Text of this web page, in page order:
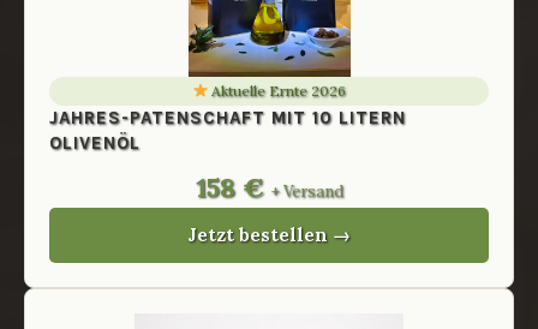
Aktuelle Ernte 2026
JAHRES-PATENSCHAFT MIT 10 LITERN
OLIVENÖL
158 € + Versand
Jetzt bestellen →